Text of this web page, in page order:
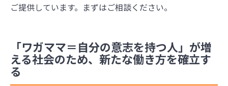
ご提供しています。まずはご相談ください。
「ワガママ＝自分の意志を持つ人」が増
える社会のため、新たな働き方を確立す
る